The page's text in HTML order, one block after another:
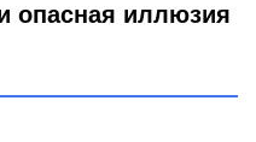
опасная иллюзия